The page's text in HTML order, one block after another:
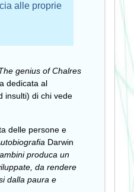
alle proprie
genius of Chalres
dedicata al
insulti) di chi vede
delle persone e
Darwin
produca un
da rendere
dalla paura e